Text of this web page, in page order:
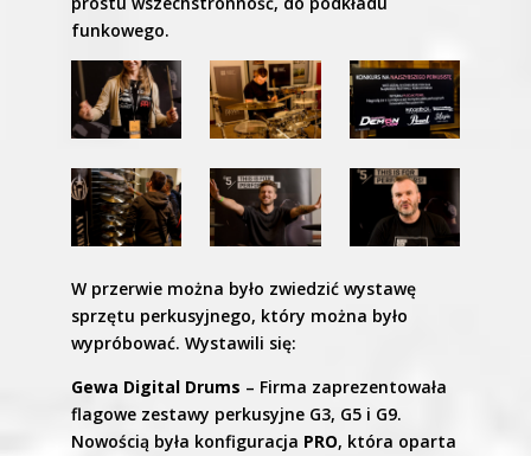
funkowego.
W przerwie można było zwiedzić wystawę
sprzętu perkusyjnego, który można było
wypróbować. Wystawili się:
Gewa Digital Drums – Firma zaprezentowała
flagowe zestawy perkusyjne G3, G5 i G9.
Nowością była konfiguracja PRO, która oparta